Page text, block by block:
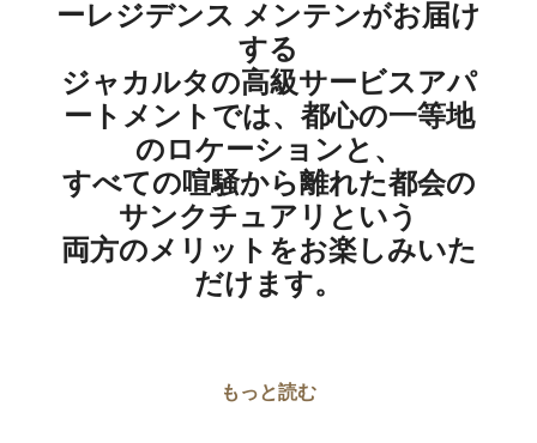
ーレジデンス メンテンがお届け
する
ジャカルタの高級サービスアパ
ートメントでは、都心の一等地
のロケーションと、
すべての喧騒から離れた都会の
サンクチュアリという
両方のメリットをお楽しみいた
だけます。
もっと読む